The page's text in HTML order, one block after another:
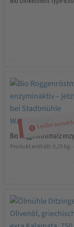
Leider
Bio Roggenröstmalz
Produkt enthält: 0,25 kg